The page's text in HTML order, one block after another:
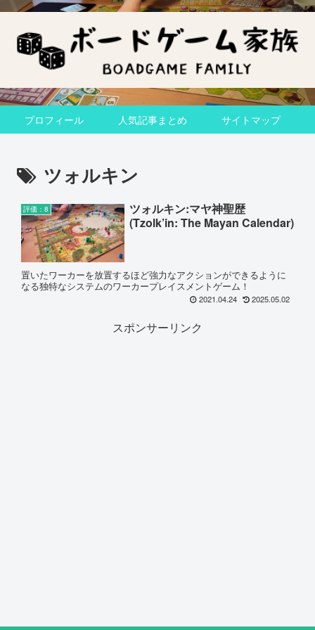
プロフィール 人気記事まとめ サイトマップ
ツォルキン
評価：8
ツォルキン:マヤ神聖歴
(Tzolk’in: The Mayan Calendar)
置いたワーカーを放置するほど強力なアクションができるように
なる独特なシステムのワーカープレイスメントゲーム！
2021.04.24 2025.05.02
スポンサーリンク